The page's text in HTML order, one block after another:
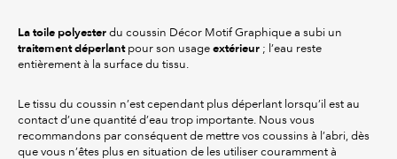
Latoile polyester du coussin Décor Motif Graphique a subi un
traitement déperlantpour son usage extérieur ; l’eau reste
entièrement à la surface du tissu.
Le tissu du coussin n’est cependant plus déperlant lorsqu’il est au
contact d’une quantité d’eau trop importante. Nous vous
recommandons par conséquent de mettre vos coussins à l’abri, dès
que vous n’êtes plus en situation de les utiliser couramment à